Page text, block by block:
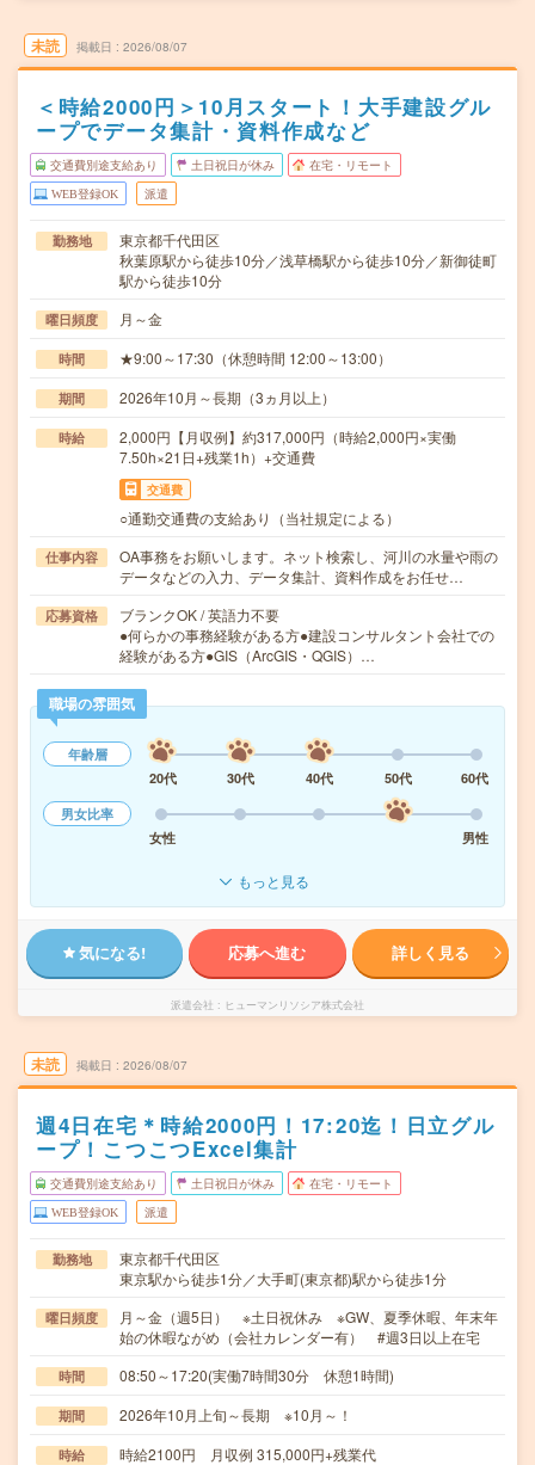
未読 掲載日 2026/08/07
＜時給2000円＞10月スタート！大手建設グル
ープでデータ集計・資料作成など
交通費別途支給あり 土日祝日が休み 在宅・リモート
WEB登録OK 派遣
勤務地
東京都千代田区
秋葉原駅から徒歩10分／浅草橋駅から徒歩10分／新御徒町
駅から徒歩10分
曜日頻度 月～金
時間 ★9:00～17:30（休憩時間 12:00～13:00）
期間 2026年10月～長期（3ヵ月以上）
時給
2,000円【月収例】約317,000円（時給2,000円×実働
7.50h×21日+残業1h）+交通費
交通費
○通勤交通費の支給あり（当社規定による）
仕事内容
OA事務をお願いします。ネット検索し、河川の水量や雨の
データなどの入力、データ集計、資料作成をお任せ…
応募資格
ブランクOK / 英語力不要
●何らかの事務経験がある方●建設コンサルタント会社での
経験がある方●GIS（ArcGIS・QGIS）…
職場の雰囲気
年齢層
20代
30代 40代 50代
60代
男女比率
女性
男性
もっと見る
気になる! 応募へ進む 詳しく見る
派遣会社 ヒューマンリソシア株式会社
未読 掲載日 2026/08/07
週4日在宅＊時給2000円！17:20迄！日立グル
ープ！こつこつExcel集計
交通費別途支給あり 土日祝日が休み 在宅・リモート
WEB登録OK 派遣
勤務地
東京都千代田区
東京駅から徒歩1分／大手町(東京都)駅から徒歩1分
曜日頻度
月～金（週5日） ※土日祝休み ※GW、夏季休暇、年末年
始の休暇ながめ（会社カレンダー有） #週3日以上在宅
時間 08:50～17:20(実働7時間30分 休憩1時間)
期間 2026年10月上旬～長期 ※10月～！
時給 時給2100円 月収例 315,000円+残業代